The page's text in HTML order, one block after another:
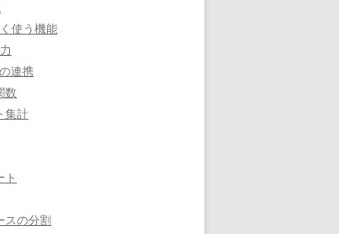
使う機能
連携
数
集計
ト
スの分割